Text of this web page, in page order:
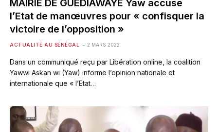
MAIRIE DE GUÉDIAWAYE Yaw accuse
l’Etat de manœuvres pour « confisquer la
victoire de l’opposition »
ACTUALITÉ AU SÉNÉGAL 2 MARS 2022
Dans un communiqué reçu par Libération online, la coalition
Yawwi Askan wi (Yaw) informe l’opinion nationale et
internationale que « l’Etat…